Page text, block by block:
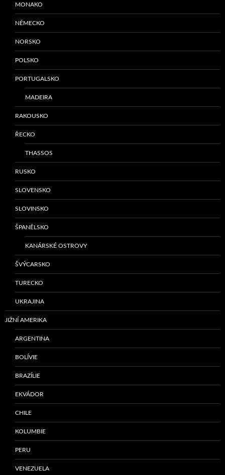
MONAKO
NĚMECKO
NORSKO
POLSKO
PORTUGALSKO
MADEIRA
RAKOUSKO
ŘECKO
THASSOS
RUSKO
SLOVENSKO
SLOVINSKO
ŠPANĚLSKO
KANÁRSKÉ OSTROVY
ŠVÝCARSKO
TURECKO
UKRAJINA
JIŽNÍ AMERIKA
ARGENTINA
BOLÍVIE
BRAZÍLIE
EKVÁDOR
CHILE
KOLUMBIE
PERU
VENEZUELA